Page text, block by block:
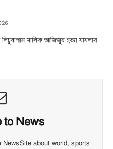
মালিক আজিজুর হত্যা মামলার
to News
about world, sports